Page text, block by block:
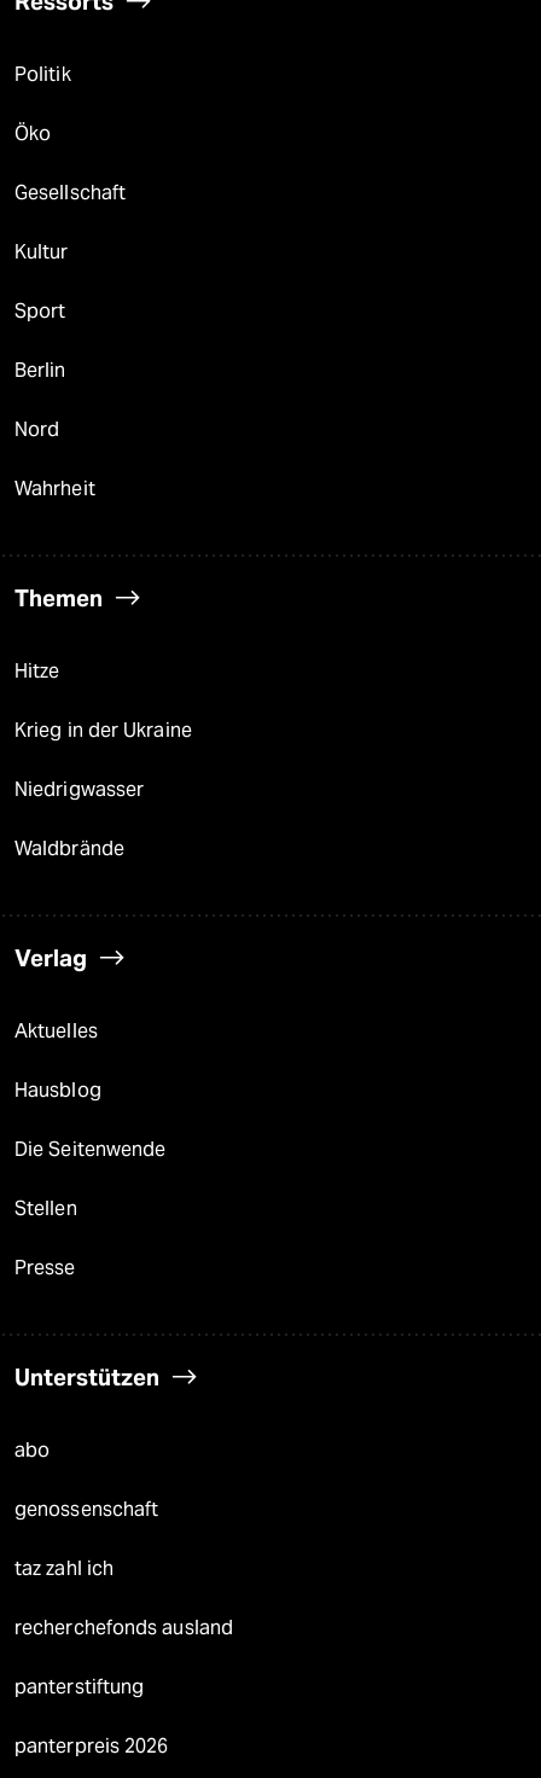
Politik
Öko
Gesellschaft
Kultur
Sport
Berlin
Nord
Wahrheit
Themen
Hitze
Krieg in der Ukraine
Niedrigwasser
Waldbrände
Verlag
Aktuelles
Hausblog
Die Seitenwende
Stellen
Presse
Unterstützen
abo
genossenschaft
taz zahl ich
recherchefonds ausland
panterstiftung
panterpreis 2026